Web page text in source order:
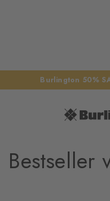
Burlington 50%
Bestseller